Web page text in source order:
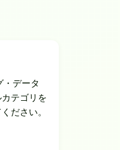
データ
テゴリを
ださい。